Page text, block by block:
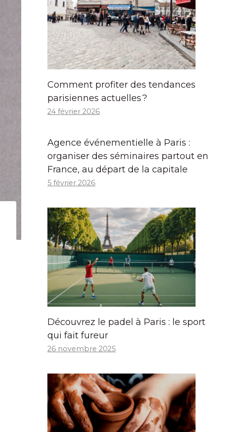
Comment profiter des tendances
parisiennes actuelles ?
24 février 2026
Agence événementielle à Paris :
organiser des séminaires partout en
France, au départ de la capitale
5 février 2026
Découvrez le padel à Paris : le sport
qui fait fureur
26 novembre 2025